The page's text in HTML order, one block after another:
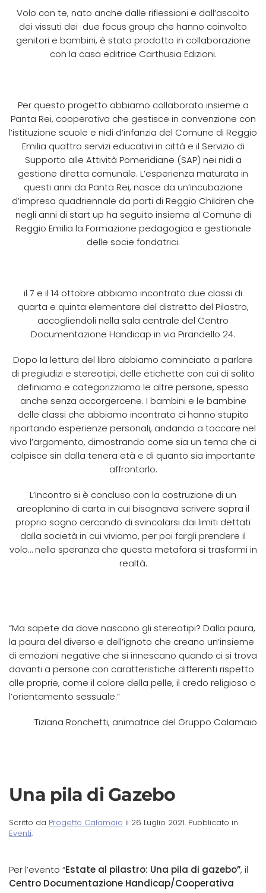
Volo con te, nato anche dalle riflessioni e dall’ascolto
dei vissuti dei due focus group che hanno coinvolto
genitori e bambini, è stato prodotto in collaborazione
con la casa editrice Carthusia Edizioni.
Per questo progetto abbiamo collaborato insieme a
Panta Rei, cooperativa che gestisce in convenzione con
l’istituzione scuole e nidi d’infanzia del Comune di Reggio
Emilia quattro servizi educativi in città e il Servizio di
Supporto alle Attività Pomeridiane (SAP) nei nidi a
gestione diretta comunale. L’esperienza maturata in
questi anni da Panta Rei, nasce da un’incubazione
d’impresa quadriennale da parti di Reggio Children che
negli anni di start up ha seguito insieme al Comune di
Reggio Emilia la Formazione pedagogica e gestionale
delle socie fondatrici.
il 7 e il 14 ottobre abbiamo incontrato due classi di
quarta e quinta elementare del distretto del Pilastro,
accogliendoli nella sala centrale del Centro
Documentazione Handicap in via Pirandello 24.
Dopo la lettura del libro abbiamo cominciato a parlare
di pregiudizi e stereotipi, delle etichette con cui di solito
definiamo e categorizziamo le altre persone, spesso
anche senza accorgercene. I bambini e le bambine
delle classi che abbiamo incontrato ci hanno stupito
riportando esperienze personali, andando a toccare nel
vivo l’argomento, dimostrando come sia un tema che ci
colpisce sin dalla tenera età e di quanto sia importante
affrontarlo.
L’incontro si è concluso con la costruzione di un
areoplanino di carta in cui bisognava scrivere sopra il
proprio sogno cercando di svincolarsi dai limiti dettati
dalla società in cui viviamo, per poi fargli prendere il
volo… nella speranza che questa metafora si trasformi in
realtà.
“Ma sapete da dove nascono gli stereotipi? Dalla paura,
la paura del diverso e dell’ignoto che creano un’insieme
di emozioni negative che si innescano quando ci si trova
davanti a persone con caratteristiche differenti rispetto
alle proprie, come il colore della pelle, il credo religioso o
l’orientamento sessuale.”
Tiziana Ronchetti, animatrice del Gruppo Calamaio
Una pila di Gazebo
Scritto da Progetto Calamaio il 26 Luglio 2021. Pubblicato in
Eventi.
Per l’evento “Estate al pilastro: Una pila di gazebo”, il
Centro Documentazione Handicap/Cooperativa